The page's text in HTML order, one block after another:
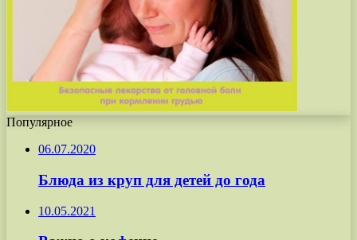
Популярное
06.07.2020
Блюда из круп для детей до года
10.05.2021